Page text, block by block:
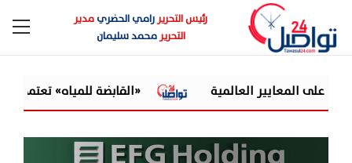
رئيس التحريررامي الحضريمدير
التحريرمحمد سليمان
«القابضة للمياه» تعتمد الموازنة التقديرية لـ9 شركات تابعة للعام المالي 2026/2027